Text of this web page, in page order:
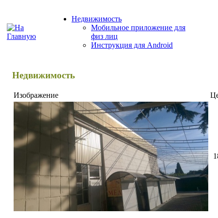
Недвижимость
Мобильное приложение для
физ лиц
Инструкция для Android
Недвижимость
Изображение